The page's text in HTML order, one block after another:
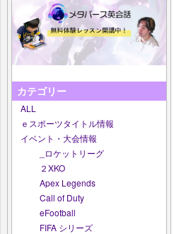
カテゴリー
ALL
ｅスポーツタイトル情報
イベント・大会情報
_ロケットリーグ
２XKO
Apex Legends
Call of Duty
eFootball
FIFA シリーズ